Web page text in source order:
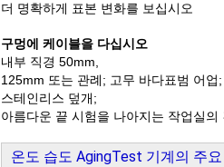
더 명확하게 표본 변화를 보십시오
구멍에 케이블을 다십시오
내부 직경 50mm,
125mm 또는 관례; 고무 바다표범 어업;
스테인리스 덮개;
아름다운 끝 시험을 나아지는 작업실
온도 습도 AgingTest 기계의 주요